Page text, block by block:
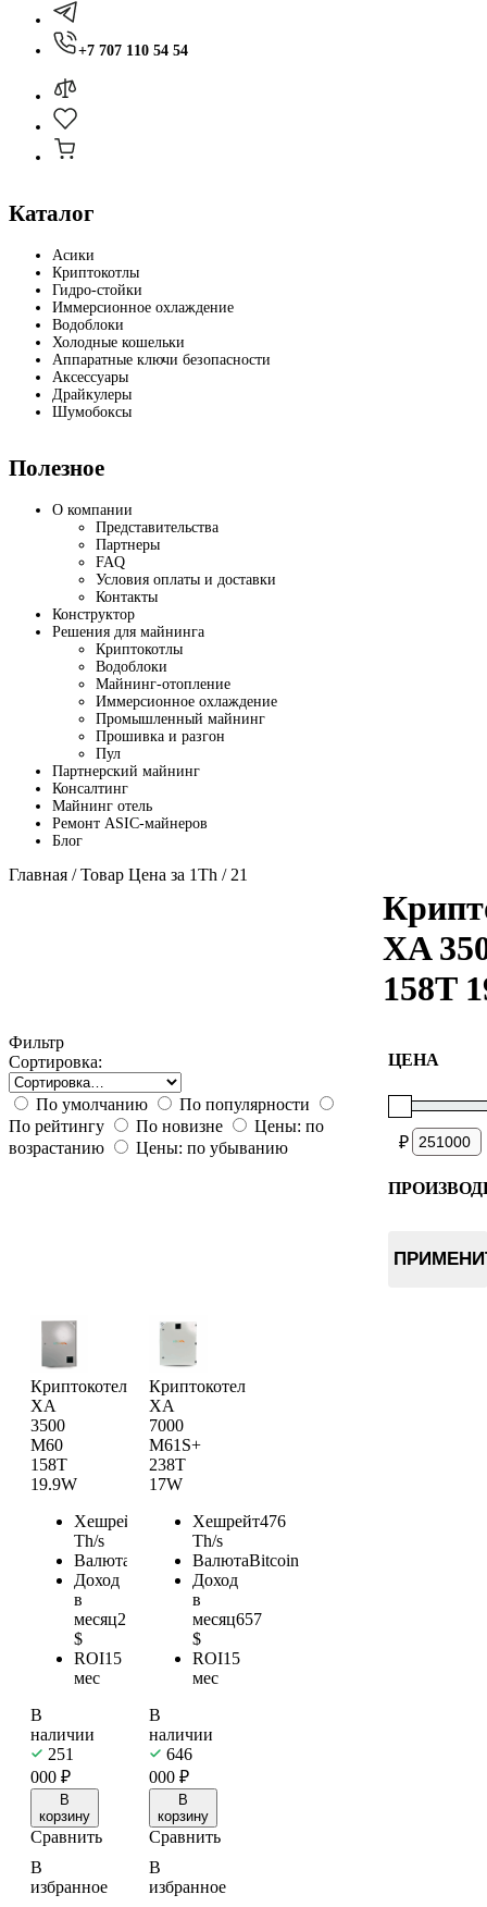
+7 707 110 54 54
Каталог
Асики
Криптокотлы
Гидро-стойки
Иммерсионное охлаждение
Водоблоки
Холодные кошельки
Аппаратные ключи безопасности
Аксессуары
Драйкулеры
Шумобоксы
Полезное
О компании
Представительства
Партнеры
FAQ
Условия оплаты и доставки
Контакты
Конструктор
Решения для майнинга
Криптокотлы
Водоблоки
Майнинг-отопление
Иммерсионное охлаждение
Промышленный майнинг
Прошивка и разгон
Пул
Партнерский майнинг
Консалтинг
Майнинг отель
Ремонт ASIC-майнеров
Блог
Главная / Товар Цена за 1Th / 21
XA
158T
Фильтр
Сортировка:
По умолчанию
По популярности
По рейтингу
По новизне
Цены: по
возрастанию
Цены: по убыванию
ЦЕНА
₽
Криптокотел
XA
3500
M60
158T
19.9W
Хешрейт
Th/s
Валюта
Bitcoin
Доход
в
месяц279
$
ROI15
мес
В
наличии
251
000 ₽
В
корзину
Сравнить
В
избранное
Криптокотел
XA
7000
M61S+
238T
17W
Хешрейт476
Th/s
ВалютаBitcoin
Доход
в
месяц657
$
ROI15
мес
В
наличии
646
000₽
В
корзину
Сравнить
В
избранное